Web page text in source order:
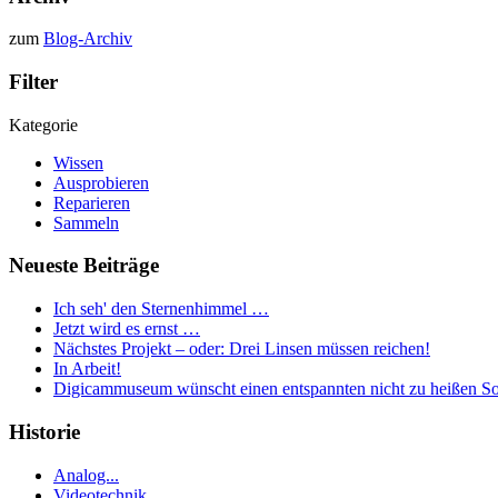
zum Blog-Archiv
Filter
Kategorie
Wissen
Ausprobieren
Reparieren
Sammeln
Neueste Beiträge
Ich seh' den Sternenhimmel …
Jetzt wird es ernst …
Nächstes Projekt – oder: Drei Linsen müssen reichen!
In Arbeit!
Digicammuseum wünscht einen entspannten nicht zu heißen
Historie
Analog...